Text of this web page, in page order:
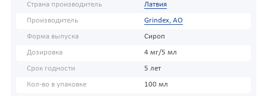
Страна производитель Латвия
Производитель Grindex, АО
Форма выпуска Сироп
Дозировка 4 мг/5 мл
Срок годности 5 лет
Кол-во в упаковке 100 мл